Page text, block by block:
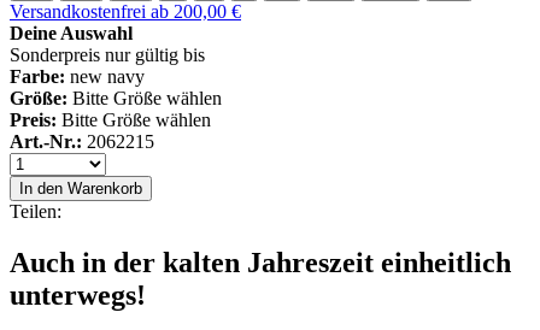
Versandkostenfrei ab 200,00 €
Deine Auswahl
Sonderpreis nur gültig bis
Farbe: new navy
Größe: Bitte Größe wählen
Preis: Bitte Größe wählen
Art.-Nr.: 2062215
In den Warenkorb
Teilen:
Auch in der kalten Jahreszeit einheitlich
unterwegs!